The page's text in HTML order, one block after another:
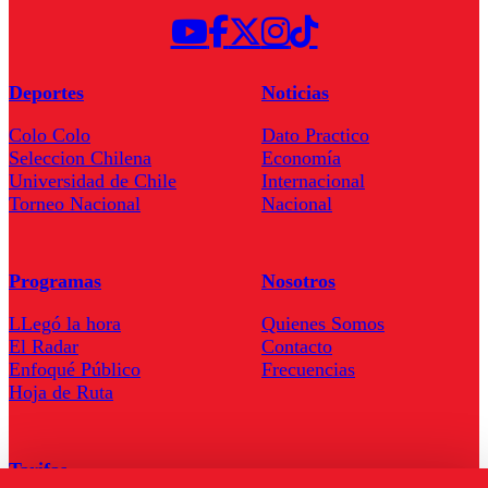
Deportes
Colo Colo
Seleccion Chilena
Universidad de Chile
Torneo Nacional
Noticias
Dato Practico
Economía
Internacional
Nacional
Programas
LLegó la hora
El Radar
Enfoqué Público
Hoja de Ruta
Nosotros
Quienes Somos
Contacto
Frecuencias
Tarifas